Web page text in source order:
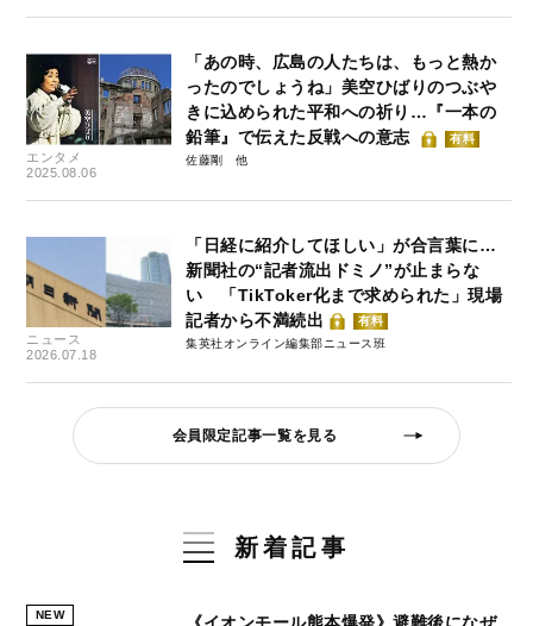
エンタメ
2025.08.06
「あの時、広島の人たちは、もっと熱か
ったのでしょうね」美空ひばりのつぶや
きに込められた平和への祈り…『一本の
鉛筆』で伝えた反戦への意志
有料
佐藤剛
ニュース
2026.07.18
「日経に紹介してほしい」が合言葉に…
新聞社の“記者流出ドミノ”が止まらな
い 「TikToker化まで求められた」現場
記者から不満続出
有料
集英社オンライン編集部ニュース班
会員限定記事一覧を見る
新着記事
NEW